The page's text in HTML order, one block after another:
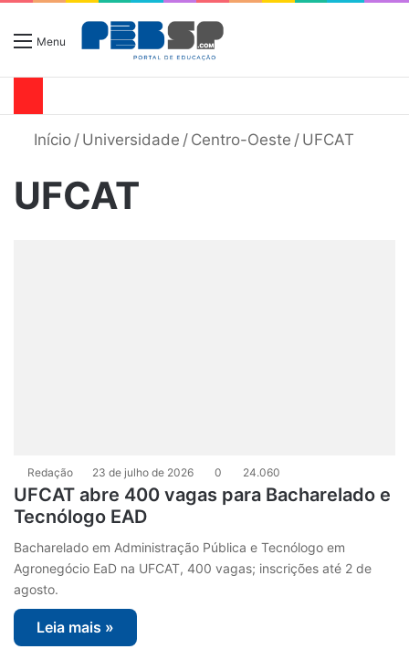
Menu
Início / Universidade / Centro-Oeste / UFCAT
UFCAT
Redação 23 de julho de 2026 0 24.060
UFCAT abre 400 vagas para Bacharelado e
Tecnólogo EAD
Bacharelado em Administração Pública e Tecnólogo em
Agronegócio EaD na UFCAT, 400 vagas; inscrições até 2 de
agosto.
Leia mais »